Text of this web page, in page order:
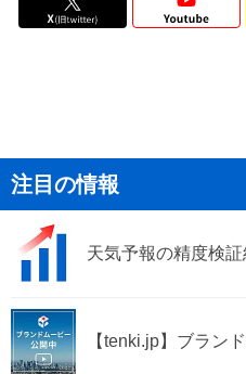
注目の情報
天気予報の精度検
【tenki.jp】ブラン